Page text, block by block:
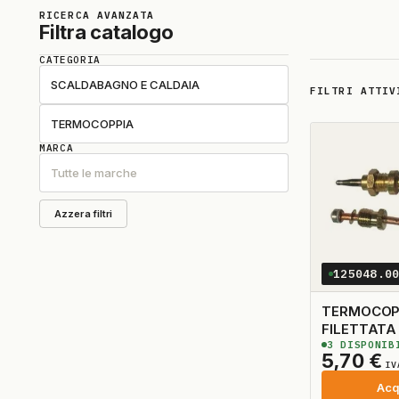
RICERCA AVANZATA
Filtra catalogo
CATEGORIA
SCALDABAGNO E CALDAIA
TERMOCOPPIA
MARCA
Tutte le marche
Azzera filtri
FILTRI
5,70 €
3